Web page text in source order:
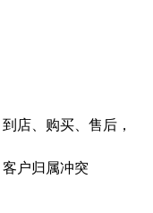
店、购买、售后，
户归属冲突